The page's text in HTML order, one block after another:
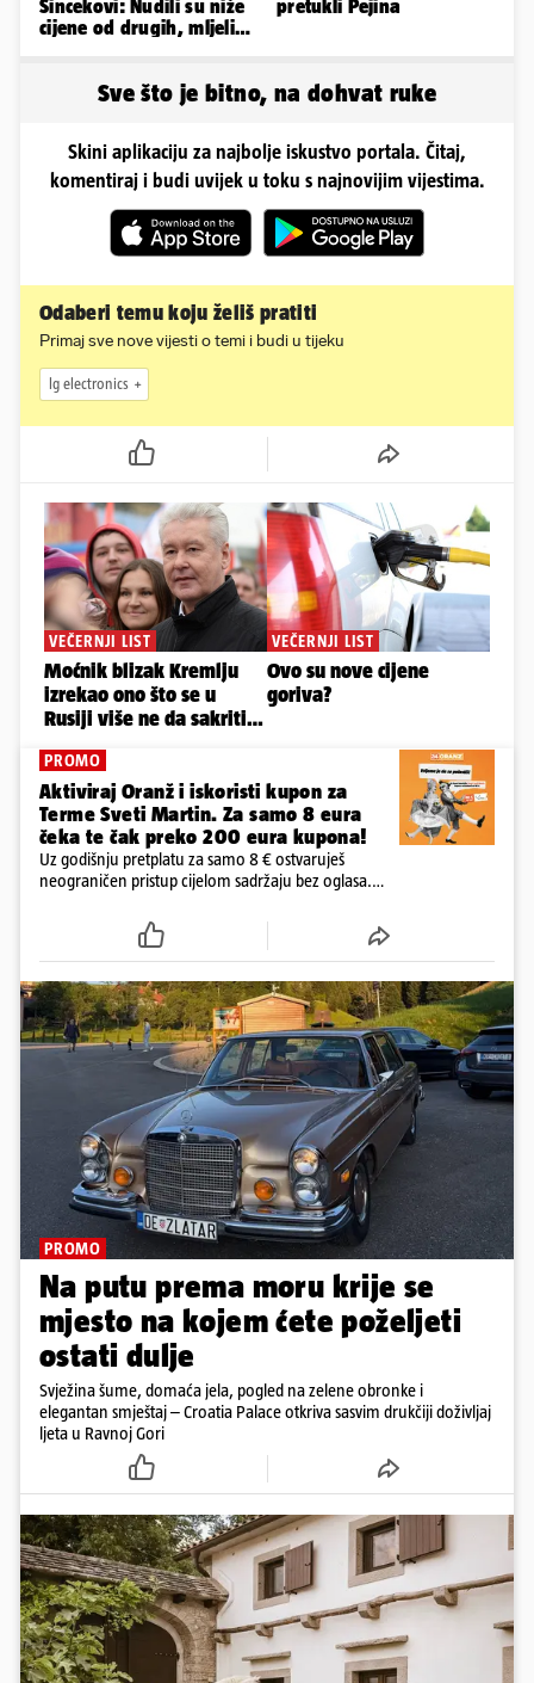
Šincekovi: Nudili su niže
cijene od drugih, mljeli
pretukli Pejina
Sve što je bitno, na dohvat ruke
Skini aplikaciju za najbolje iskustvo portala. Čitaj,
komentiraj i budi uvijek u toku s najnovijim vijestima.
Odaberi temu koju želiš pratiti
Primaj sve nove vijesti o temi i budi u tijeku
lg electronics
PROMO
Aktiviraj Oranž i iskoristi kupon za
Terme Sveti Martin. Za samo 8 eura
čeka te čak preko 200 eura kupona!
Uz godišnju pretplatu za samo 8 € ostvaruješ
neograničen pristup cijelom sadržaju bez oglasa.
dnevne e-novine 24sata i tjednika Express. Ali ni to
PROMO
Na putu prema moru krije se
mjesto na kojem ćete poželjeti
ostati dulje
Svježina šume, domaća jela, pogled na zelene obronke i
elegantan smještaj – Croatia Palace otkriva sasvim drukčiji doživljaj
ljeta u Ravnoj Gori